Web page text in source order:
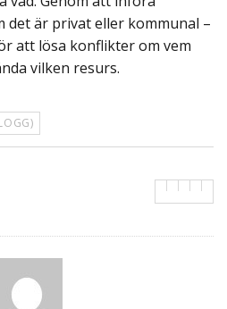
det är privat eller kommunal –
att lösa konflikter om vem
vilken resurs.